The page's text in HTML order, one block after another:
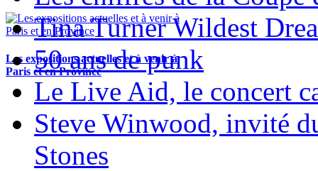
Les expositions actuelles et à venir à
Paris et en Province
Tina Turner Wildest
50 ans de punk
Le Live Aid, le concert
Steve Winwood, invité
Stones